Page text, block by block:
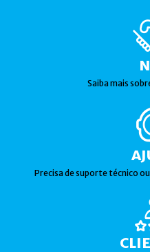
Saiba mais
Precisa de suporte técnico